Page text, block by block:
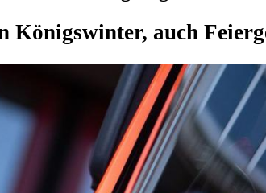
Königswinter, auch